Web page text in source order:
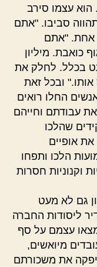
הוא עצמו סירב
סביבו. "אתם
אחת. "אתם
כואבת. מיליון
בכלל. לחלק את
ובכל זאת
החלו רואים
עבודתם וחייהם
שהלכו
אופיים
הלכו ותפחו
וקנוניות חסרות
גם לא מעט
ליסודות החברה
עצמם על סף
מיואשים,
את משכורתם